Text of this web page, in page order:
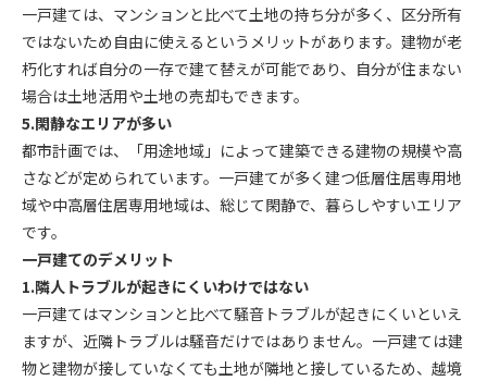
一戸建ては、マンションと比べて土地の持ち分が多く、区分所有
ではないため自由に使えるというメリットがあります。建物が老
朽化すれば自分の一存で建て替えが可能であり、自分が住まない
場合は土地活用や土地の売却もできます。
5.閑静なエリアが多い
都市計画では、「用途地域」によって建築できる建物の規模や高
さなどが定められています。一戸建てが多く建つ低層住居専用地
域や中高層住居専用地域は、総じて閑静で、暮らしやすいエリア
です。
一戸建てのデメリット
1.隣人トラブルが起きにくいわけではない
一戸建てはマンションと比べて騒音トラブルが起きにくいといえ
ますが、近隣トラブルは騒音だけではありません。一戸建ては建
物と建物が接していなくても土地が隣地と接しているため、越境